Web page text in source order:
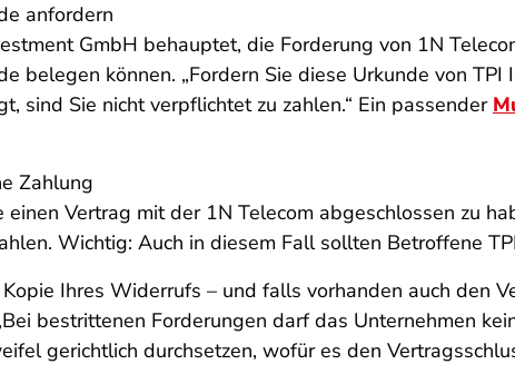
anfordern
GmbH behauptet, die Forderung von 1N
belegen können. „Fordern Sie diese Urkunde von
sind Sie nicht verpflichtet zu zahlen.“ Ein passender
Zahlung
einen Vertrag mit der 1N Telecom abgeschlossen zu
Wichtig: Auch in diesem Fall sollten Betroffene
Kopie Ihres Widerrufs – und falls vorhanden auch den
bestrittenen Forderungen darf das Unternehmen
gerichtlich durchsetzen, wofür es den